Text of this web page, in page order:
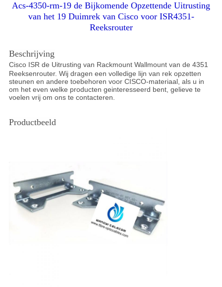
Acs-4350-rm-19 de Bijkomende Opzettende Uitrusting
van het 19 Duimrek van Cisco voor ISR4351-
Reeksrouter
Beschrijving
Cisco ISR de Uitrusting van Rackmount Wallmount van de 4351
Reeksenrouter. Wij dragen een volledige lijn van rek opzetten
steunen en andere toebehoren voor CISCO-materiaal, als u in
om het even welke producten geinteresseerd bent, gelieve te
voelen vrij om ons te contacteren.
Productbeeld